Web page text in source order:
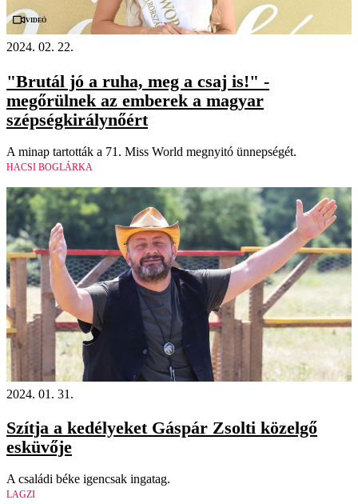
Videó
2024. 02. 22.
"Brutál jó a ruha, meg a csaj is!" -
megőrülnek az emberek a magyar
szépségkirálynőért
A minap tartották a 71. Miss World megnyitó ünnepségét.
HACSI BOGLÁRKA
2024. 01. 31.
Szítja a kedélyeket Gáspár Zsolti közelgő
esküvője
A családi béke igencsak ingatag.
LAGZI